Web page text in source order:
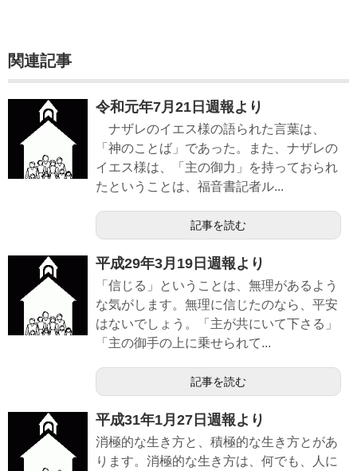
関連記事
令和元年7月21日週報より
ナザレのイエス様の語られた言葉は、
「神のことば」であった。また、ナザレの
イエス様は、「主の御力」を持っておられ
たということは、福音書記者ル...
記事を読む
平成29年3月19日週報より
「信じる」ということは、無理があるよう
な気がします。無理に信じたのなら、平安
はないでしょう。「主が共にいて下さる」
「主の御手の上に乗せられて...
記事を読む
平成31年1月27日週報より
消極的な生き方と、積極的な生き方とがあ
ります。消極的な生き方は、何でも、人に